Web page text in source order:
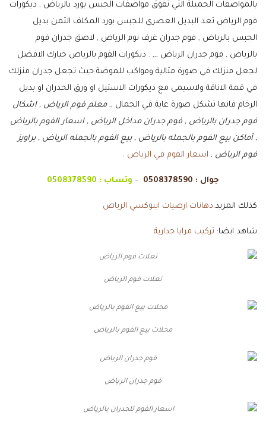
بالمواصفات الجميلة التي تفوق مواصفات الجبس بورد بالرياض , ديكورات
فوم الرياض تعد البديل العصري للجبس بورد المكلف الثمن بديل
الجبس بالرياض , فوم جدران غرف نوم الرياض , لاصق جدران فوم
بالرياض , فوم جدران الرياض ,,, . ديكورات الفوم بالرياض خيارك الافضل
لجعل منزلك في صورة مثالية ومواكب للموضة حيث تجعل جدران منزلك
في قمة الاناقة ولاسيمى مع ديكورات الاستيل او ورق الحدران او بديل
الرخام فانها تشكل صورة غاية في الجمال ,,معلم فوم الرياض , اشكال
فوم جدران بالرياض , فوم جدران مداخل الرياض , اسعار الفوم بالرياض
, أماكن بيع الفوم بالجمله بالرياض , بيع الفوم بالجمله الرياض , براويز
فوم الرياض , اسعار الفوم في الرياض .
جوال : 0508378590
– وتساب : 0508378590
كذلك المزيد:دهانات ارضيات ايبوكسي الرياض
شاهد ايضا: تركيب مرايا جدارية
نعلات فوم الرياض
محلات بيع الفوم بالرياض
فوم جدران الرياض